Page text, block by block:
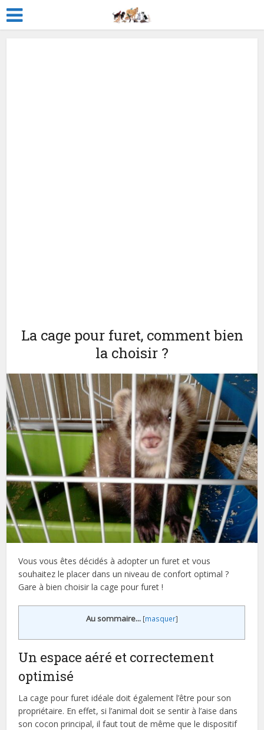
La cage pour furet, comment bien
la choisir ?
Vous vous êtes décidés à adopter un furet et vous
souhaitez le placer dans un niveau de confort optimal ?
Gare à bien choisir la cage pour furet !
Au sommaire... [masquer]
Un espace aéré et correctement
optimisé
La cage pour furet idéale doit également l’être pour son
propriétaire. En effet, si l’animal doit se sentir à l’aise dans
son cocon principal, il faut tout de même que le dispositif